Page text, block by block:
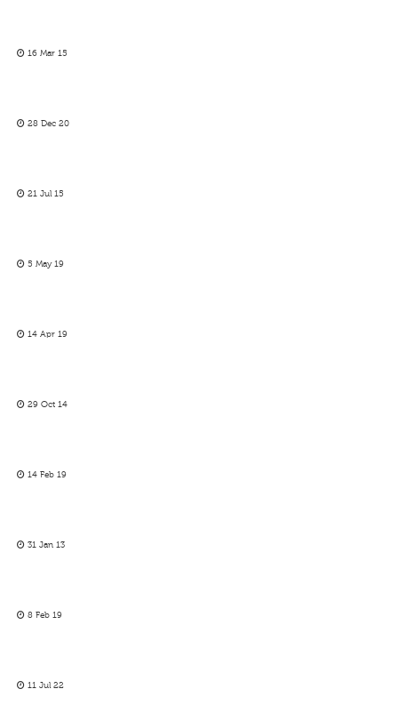
16 Mar 15
28 Dec 20
21 Jul 15
5 May 19
14 Apr 19
29 Oct 14
14 Feb 19
31 Jan 13
8 Feb 19
11 Jul 22